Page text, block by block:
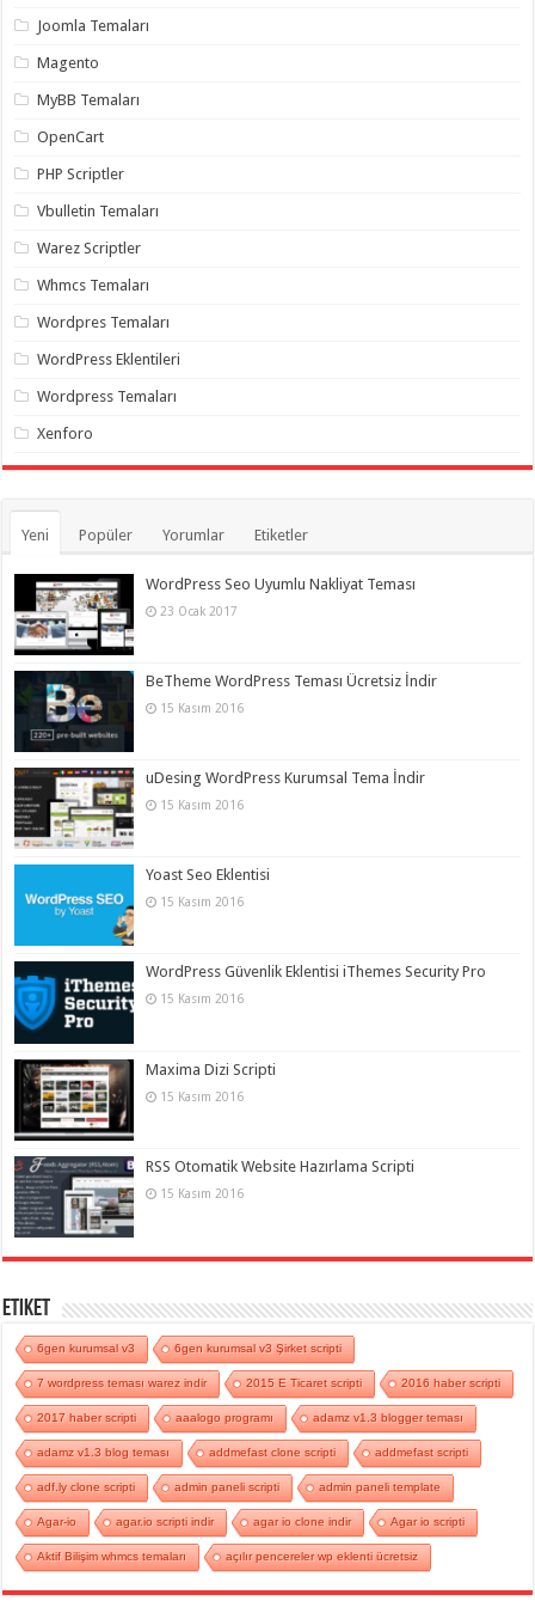
organizasyon,
gaziantep
organizasyon
gaziantep
gaziantep
gaziantep
gaziantep
twitter
hilesi ,
takipçi
instagram
hilesi ,
Joomla Temaları
Magento
MyBB Temaları
OpenCart
PHP Scriptler
Vbulletin Temaları
Warez Scriptler
Whmcs Temaları
Wordpres Temaları
WordPress Eklentileri
Wordpress Temaları
Xenforo
Yeni Popüler Yorumlar Etiketler
WordPress Seo Uyumlu Nakliyat Teması
23 Ocak 2017
BeTheme WordPress Teması Ücretsiz İndir
15 Kasım 2016
uDesing WordPress Kurumsal Tema İndir
15 Kasım 2016
Yoast Seo Eklentisi
15 Kasım 2016
WordPress Güvenlik Eklentisi iThemes Security Pro
15 Kasım 2016
Maxima Dizi Scripti
15 Kasım 2016
RSS Otomatik Website Hazırlama Scripti
15 Kasım 2016
Etiket
6gen kurumsal v3 6gen kurumsal v3 Şirket scripti
7 wordpress teması warez indir 2015 E Ticaret scripti 2016 haber scripti
2017 haber scripti aaalogo programı adamz v1.3 blogger teması
adamz v1.3 blog teması addmefast clone scripti addmefast scripti
adf.ly clone scripti admin paneli scripti admin paneli template
Agar-io agar.io scripti indir agar io clone indir Agar io scripti
Aktif Bilişim whmcs temaları açılır pencereler wp eklenti ücretsiz